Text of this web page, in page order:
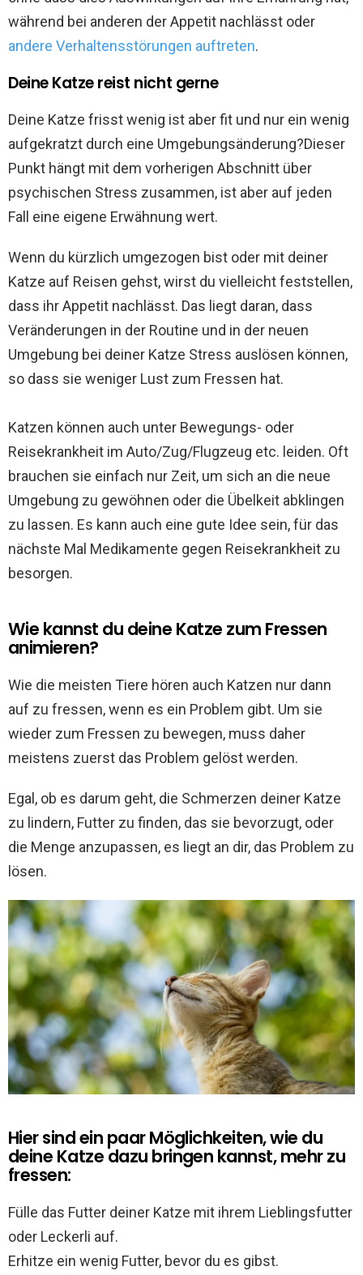
während bei anderen der Appetit nachlässt oder
andere Verhaltensstörungen auftreten.
Deine Katze reist nicht gerne
Deine Katze frisst wenig ist aber fit und nur ein wenig
aufgekratzt durch eine Umgebungsänderung?Dieser
Punkt hängt mit dem vorherigen Abschnitt über
psychischen Stress zusammen, ist aber auf jeden
Fall eine eigene Erwähnung wert.
Wenn du kürzlich umgezogen bist oder mit deiner
Katze auf Reisen gehst, wirst du vielleicht feststellen,
dass ihr Appetit nachlässt. Das liegt daran, dass
Veränderungen in der Routine und in der neuen
Umgebung bei deiner Katze Stress auslösen können,
so dass sie weniger Lust zum Fressen hat.
Katzen können auch unter Bewegungs- oder
Reisekrankheit im Auto/Zug/Flugzeug etc. leiden. Oft
brauchen sie einfach nur Zeit, um sich an die neue
Umgebung zu gewöhnen oder die Übelkeit abklingen
zu lassen. Es kann auch eine gute Idee sein, für das
nächste Mal Medikamente gegen Reisekrankheit zu
besorgen.
Wie kannst du deine Katze zum Fressen
animieren?
Wie die meisten Tiere hören auch Katzen nur dann
auf zu fressen, wenn es ein Problem gibt. Um sie
wieder zum Fressen zu bewegen, muss daher
meistens zuerst das Problem gelöst werden.
Egal, ob es darum geht, die Schmerzen deiner Katze
zu lindern, Futter zu finden, das sie bevorzugt, oder
die Menge anzupassen, es liegt an dir, das Problem zu
lösen.
Hier sind ein paar Möglichkeiten, wie du
deine Katze dazu bringen kannst, mehr zu
fressen:
Fülle das Futter deiner Katze mit ihrem Lieblingsfutter
oder Leckerli auf.
Erhitze ein wenig Futter, bevor du es gibst.